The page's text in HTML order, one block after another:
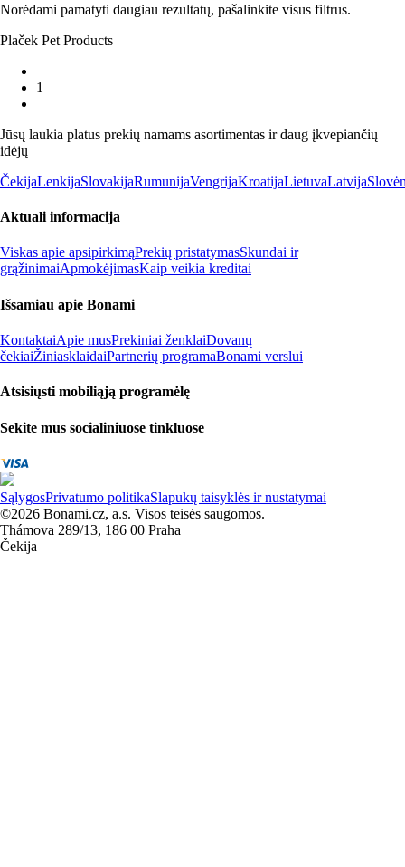
Norėdami pamatyti daugiau rezultatų, pašalinkite visus filtrus.
Plaček Pet Products
1
Jūsų laukia platus prekių namams asortimentas ir daug įkvepiančių
idėjų
ČekijaLenkijaSlovakijaRumunijaVengrijaKroatijaLietuvaLatvija
Aktuali informacija
Viskas apie apsipirkimąPrekių pristatymasSkundai ir
grąžinimaiApmokėjimasKaip veikia kreditai
Išsamiau apie Bonami
KontaktaiApie musPrekiniai ženklaiDovanų
čekiaiŽiniasklaidaiPartnerių programaBonami verslui
Atsisiųsti mobiliąją programėlę
Sekite mus socialiniuose tinkluose
SąlygosPrivatumo politikaSlapukų taisyklės ir nustatymai
©2026 Bonami.cz, a.s. Visos teisės saugomos.
Thámova 289/13, 186 00 Praha
Čekija